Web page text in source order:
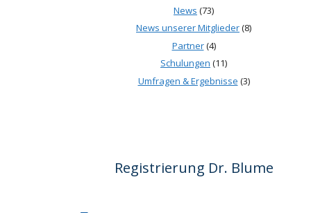
News (73)
News unserer Mitglieder(8)
Partner(4)
Schulungen (11)
Umfragen & Ergebnisse (3)
Registrierung Dr. Blume